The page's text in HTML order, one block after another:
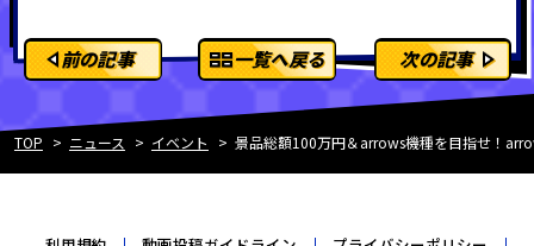
前の記事 一覧へ戻る 次の記事
TOP ニュース イベント 景品総額100万円＆arrows機種を目指せ！